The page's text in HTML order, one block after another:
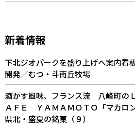
新着情報
下北ジオパークを盛り上げへ案内
開発／むつ・斗南丘牧場
酒かす風味、フランス流 八峰町
ＡＦＥ ＹＡＭＡＭＯＴＯ「マカロ
県北・盛夏の銘菓（９）